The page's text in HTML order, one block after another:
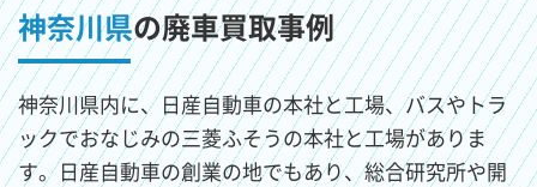
神奈川県の廃車買取事例
神奈川県内に、日産自動車の本社と工場、バスやトラ
ックでおなじみの三菱ふそうの本社と工場がありま
す。日産自動車の創業の地でもあり、総合研究所や開